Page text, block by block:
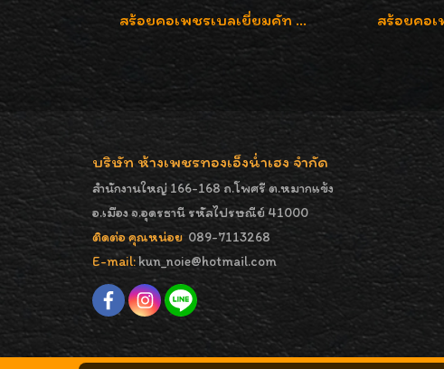
สร้อยคอเพชรเบลเยี่ยมคัท น้ำ 99% E-Color / VVS น้ำหนักเพชรรวม 16.05 กะรัต
บริษัท ห้างเพชรทองเอ็งน่ำเฮง จำกัด
สำนักงานใหญ่ 166-168 ถ.โพศรี ต.หมากแข้ง
อ.เมือง จ.อุดรธานี รหัสไปรษณีย์ 41000
ติดต่อ คุณหน่อย 089-7113268
E-mail:kun_noie@hotmail.com